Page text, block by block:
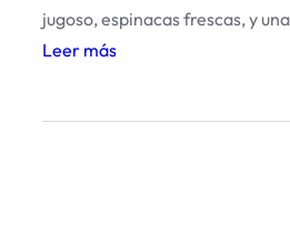
jugoso, espinacas frescas, y
Leer más